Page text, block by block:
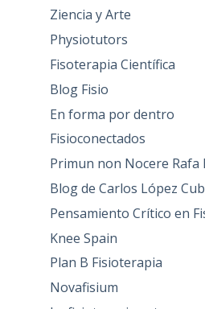
Ziencia y Arte
Physiotutors
Fisoterapia Científica
Blog Fisio
En forma por dentro
Fisioconectados
Primun non Nocere Rafa
Blog de Carlos López
Pensamiento Crítico en
Knee Spain
Plan B Fisioterapia
Novafisium